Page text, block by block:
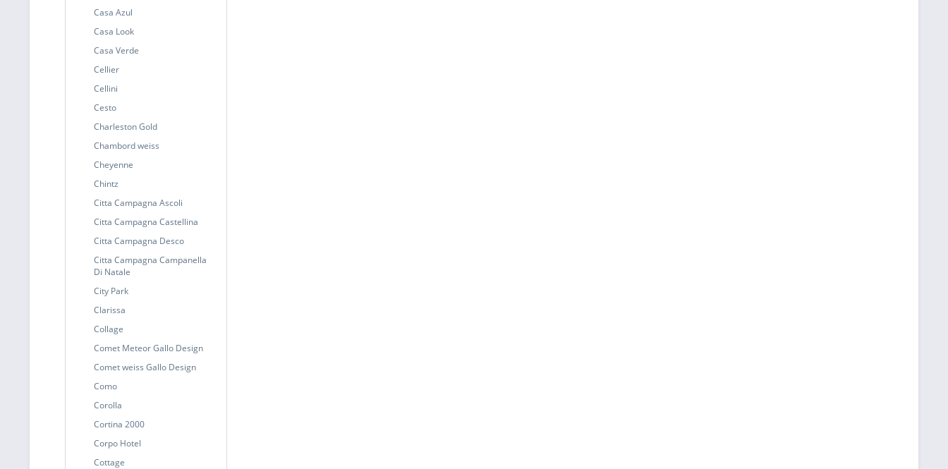
Casa Azul
Casa Look
Casa Verde
Cellier
Cellini
Cesto
Charleston Gold
Chambord weiss
Cheyenne
Chintz
Citta Campagna Ascoli
Citta Campagna Castellina
Citta Campagna Desco
Citta Campagna Campanella
Di Natale
City Park
Clarissa
Collage
Comet Meteor Gallo Design
Comet weiss Gallo Design
Como
Corolla
Cortina 2000
Corpo Hotel
Cottage